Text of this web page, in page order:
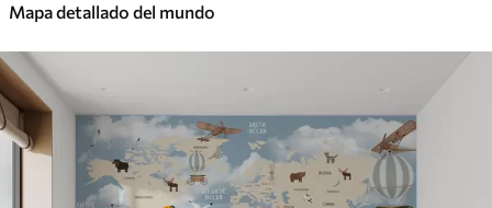
Mapa detallado del mundo